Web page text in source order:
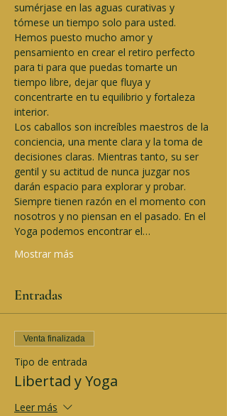
sumérjase en las aguas curativas y
tómese un tiempo solo para usted.
Hemos puesto mucho amor y
pensamiento en crear el retiro perfecto
para ti para que puedas tomarte un
tiempo libre, dejar que fluya y
concentrarte en tu equilibrio y fortaleza
interior.
Los caballos son increíbles maestros de la
conciencia, una mente clara y la toma de
decisiones claras. Mientras tanto, su ser
gentil y su actitud de nunca juzgar nos
darán espacio para explorar y probar.
Siempre tienen razón en el momento con
nosotros y no piensan en el pasado. En el
Yoga podemos encontrar el…
Mostrar más
Entradas
Venta finalizada
Tipo de entrada
Libertad y Yoga
Leer más